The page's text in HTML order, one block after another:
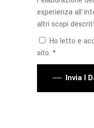
esperienza
altri scopi
Ho letto e
sito. *
Invia I